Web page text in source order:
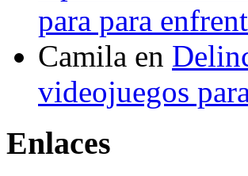
para para
Camila en
videojuegos
Enlaces